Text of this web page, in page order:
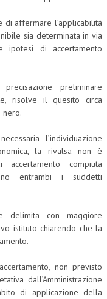
di affermare l’applicabilità
sia determinata in via
di accertamento
preliminare
risolve il quesito circa
nero.
l’individuazione
la rivalsa non è
compiuta
entrambi i suddetti
delimita con maggiore
istituto chiarendo che la
non previsto
dall’Amministrazione
di applicazione della